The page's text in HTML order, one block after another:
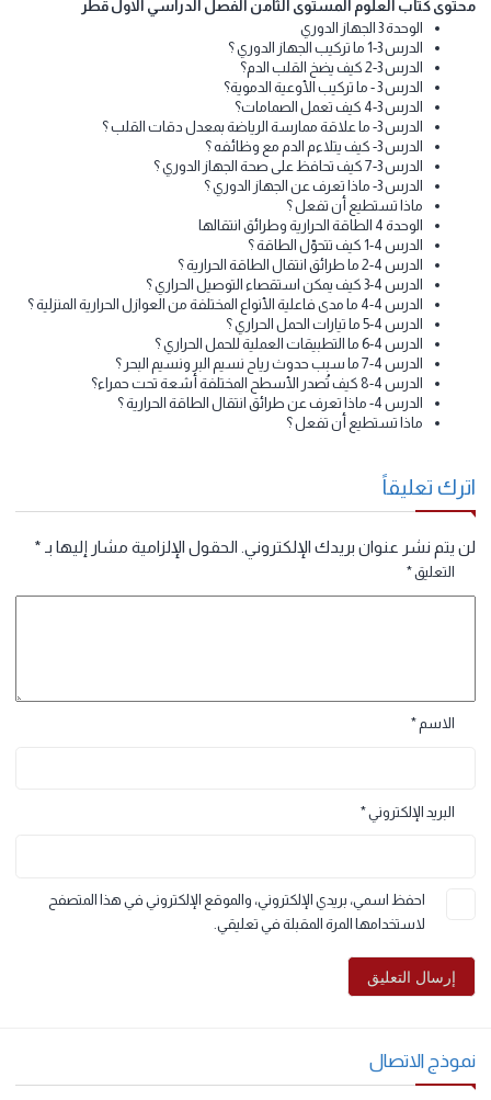
قطر 2025 pdf
الدراسي الاول. تنزيل كتاب العلوم الصف الثامن قطر فصل اول.
كتاب العلوم المستوى الثامن الفصل الدراسي الاول قطر
الوحدة 3 الجهاز الدوري
الدرس 3-1 ما تركيب الجهاز الدوري ؟
الدرس 3-2 كيف يضخ القلب الدم؟
الدرس 3 - ما تركيب الأوعية الدموية؟
الدرس 3-4 كيف تعمل الصمامات؟
الدرس 3- ما علاقة ممارسة الرياضة بمعدل دقات القلب ؟
الدرس 3- كيف يتلاءم الدم مع وظائفه ؟
الدرس 3-7 كيف تحافظ على صحة الجهاز الدوري ؟
الدرس 3- ماذا تعرف عن الجهاز الدوري ؟
ماذا تستطيع أن تفعل ؟
الوحدة 4 الطاقة الحرارية وطرائق انتقالها
الدرس 4-1 كيف تتحوّل الطاقة ؟
الدرس 4-2 ما طرائق انتقال الطاقة الحرارية ؟
الدرس 4-3 كيف يمكن استقصاء التوصيل الحراري ؟
الدرس 4-6 ما التطبيقات العملية للحمل الحراري ؟
الدرس 4-7 ما سبب حدوث رياح نسيم البر ونسيم البحر ؟
الدرس 4- ماذا تعرف عن طرائق انتقال الطاقة الحرارية ؟
ماذا تستطيع أن تفعل ؟
التعليق*
البريد الإلكتروني
احفظ اسمي، بريدي الإلكتروني، والموقع الإلكتروني في هذا المتصفح
لاستخدامها المرة المقبلة في تعليقي.